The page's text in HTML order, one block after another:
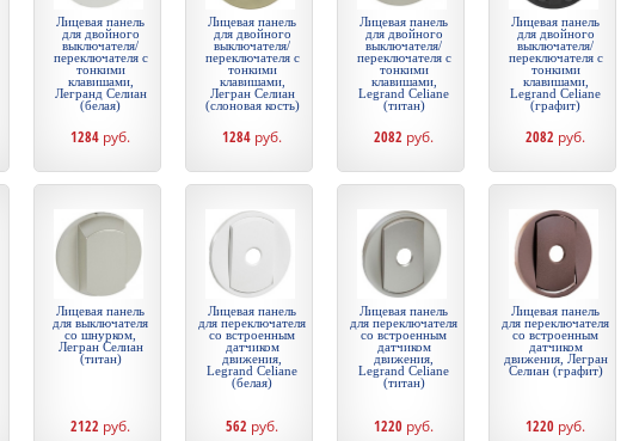
Лицевая панель
для двойного
выключателя/
переключателя с
тонкими
клавишами,
Легранд Селиан
(белая)
1284 руб.
Лицевая панель
для двойного
выключателя/
переключателя с
тонкими
клавишами,
Легран Селиан
(слоновая кость)
1284 руб.
Лицевая панель
для двойного
выключателя/
переключателя с
тонкими
клавишами,
Legrand Celiane
(титан)
2082 руб.
Лицевая панель
для двойного
выключателя/
переключателя с
тонкими
клавишами,
Legrand Celiane
(графит)
2082 руб.
Лицевая панель
для выключателя
со шнурком,
Легран Селиан
(титан)
2122 руб.
Лицевая панель
для переключателя
со встроенным
датчиком
движения,
Legrand Celiane
(белая)
562 руб.
Лицевая панель
для переключателя
со встроенным
датчиком
движения,
Legrand Celiane
(титан)
1220 руб.
Лицевая панель
для переключателя
со встроенным
датчиком
движения, Легран
Селиан (графит)
1220 руб.